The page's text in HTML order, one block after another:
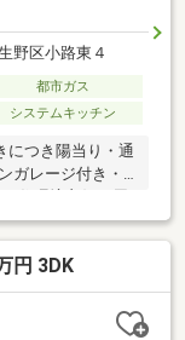
野区小路東４
都市ガス
システムキッチン
つき陽当り・通
ガレージ付き・
す◆‐多忙なお客
とりあえず見た
まとめて見てみ
てほしい」「無
円 3DK